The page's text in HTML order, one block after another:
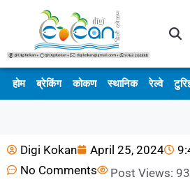
होम ब्रेकिंग कोकण स्थानिक रेल्वे
Digi Kokan April 25, 2024
No Comments
Post Views: 93